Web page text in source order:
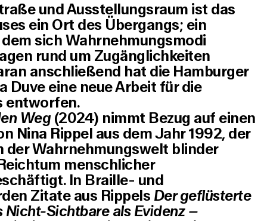
und Ausstellungsraum ist das
ein Ort des Übergangs; ein
sich Wahrnehmungsmodi
rund um Zugänglichkeiten
anschließend hat die Hamburger
Duve eine neue Arbeit für die
entworfen.
Weg (2024) nimmt Bezug auf einen
Nina Rippel aus dem Jahr 1992, der
der Wahrnehmungswelt blinder
menschlicher
In Braille- und
Zitate aus Rippels Der geflüsterte
Nicht-Sichtbare als Evidenz –